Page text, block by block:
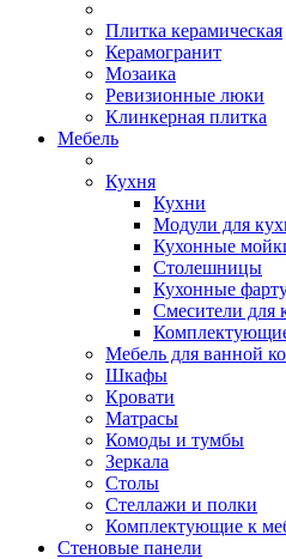
Плитка керамическая
Керамогранит
Мозаика
Ревизионные люки
Клинкерная плитка
Мебель
Кухня
Кухни
Модули для
Кухонные
Столешницы
Кухонные
Смесители для
Мебель для ванной
Шкафы
Кровати
Матрасы
Комоды и тумбы
Зеркала
Столы
Стеллажи и полки
Комплектующие к
Стеновые панели